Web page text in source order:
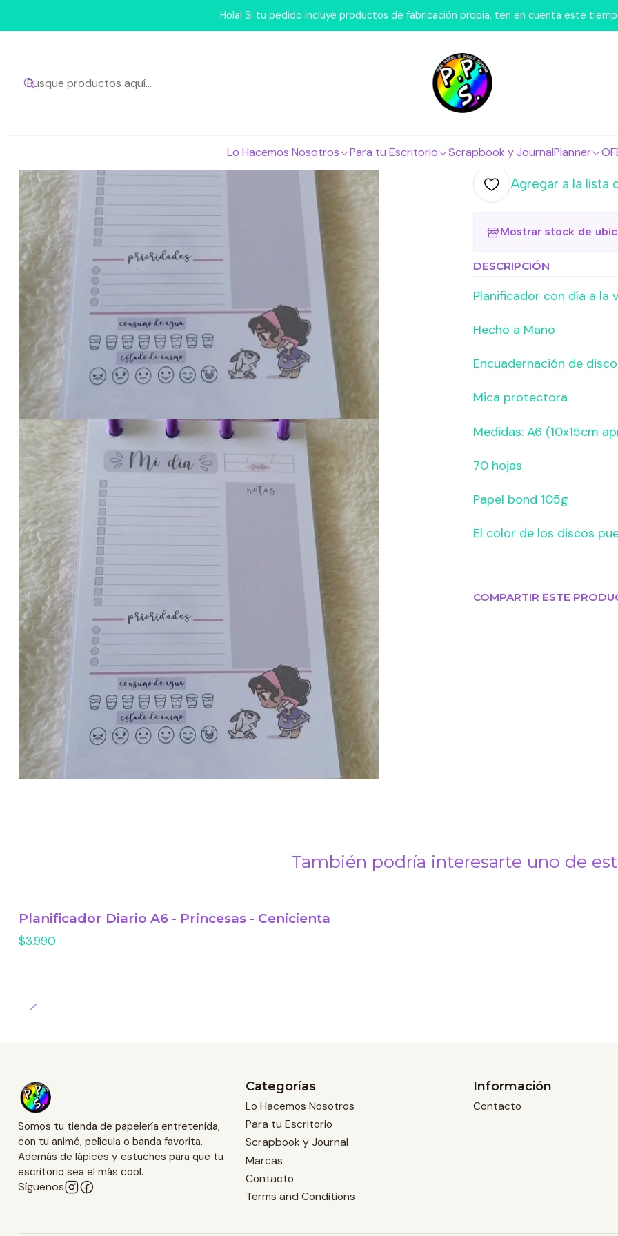
Lo Hacemos Nosotros Para tu Escritorio Scrapbook y JournalPlanner
Hola! Si tu pedido incluye productos de fabricación propia, ten en cuenta este
Inicio Marcas Pixel Pony Store Planificador Diario A6 Princesas -
|
Esmeralda
Cantidad
Agregar a la lista
Mostrar stock de
DESCRIPCIÓN
Planificador con día a la
Hecho a Mano
Encuadernación de
Mica protectora
Medidas: A6 (10x15cm
70 hojas
Papel bond 105g
El color de los discos
COMPARTIR ESTE
También podría interesarte uno de
Planificador Diario A6 - Princesas - Cenicienta
$3.990
Somos tu tienda de papelería entretenida,
con tu animé, película o banda favorita.
Además de lápices y estuches para que tu
escritorio sea el más cool.
Síguenos
Categorías
Lo Hacemos Nosotros
Para tu Escritorio
Scrapbook y Journal
Marcas
Contacto
Terms and Conditions
Información
Contacto